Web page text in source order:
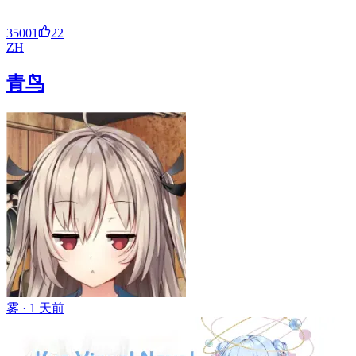
35001
22
ZH
青鸟
雾 · 1 天前